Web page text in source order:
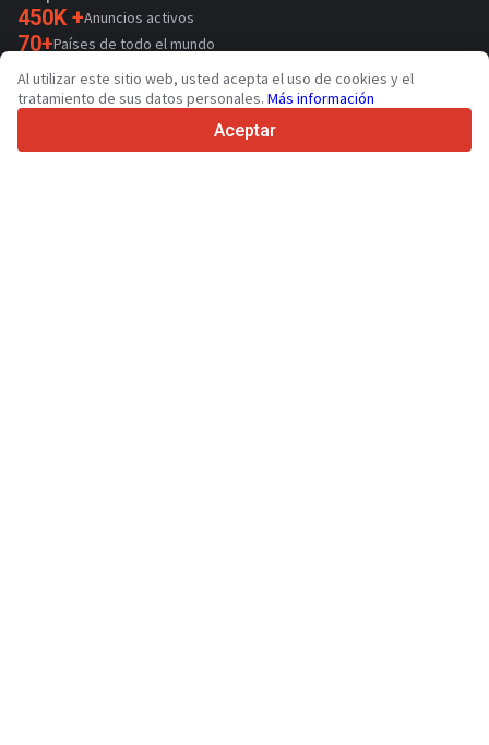
450K +Anuncios activos
70+Países de todo el mundo
36Idiomas admitidos
4.7/5
Al utilizar este sitio web, usted acepta el uso de cookies y el
tratamiento de sus datos personales. Más información
Aceptar